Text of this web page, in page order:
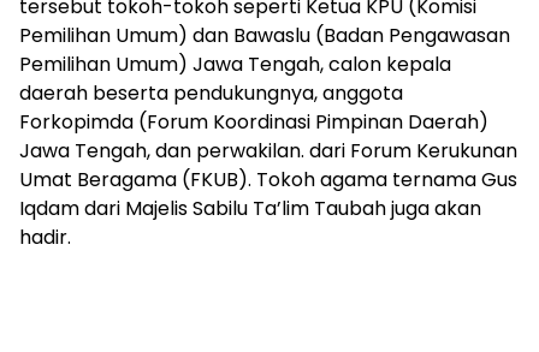
tersebut tokoh-tokoh seperti Ketua KPU (Komisi
Pemilihan Umum) dan Bawaslu (Badan Pengawasan
Pemilihan Umum) Jawa Tengah, calon kepala
daerah beserta pendukungnya, anggota
Forkopimda (Forum Koordinasi Pimpinan Daerah)
Jawa Tengah, dan perwakilan. dari Forum Kerukunan
Umat Beragama (FKUB). Tokoh agama ternama Gus
Iqdam dari Majelis Sabilu Ta’lim Taubah juga akan
hadir.